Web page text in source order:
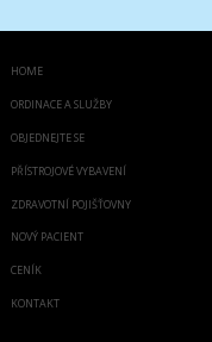
HOME
ORDINACE A SLUŽBY
OBJEDNEJTE SE
PŘÍSTROJOVÉ VYBAVENÍ
ZDRAVOTNÍ POJIŠŤOVNY
NOVÝ PACIENT
CENÍK
KONTAKT